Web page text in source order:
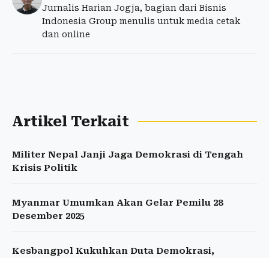
Jurnalis Harian Jogja, bagian dari Bisnis
Indonesia Group menulis untuk media cetak
dan online
Artikel Terkait
Militer Nepal Janji Jaga Demokrasi di Tengah
Krisis Politik
Myanmar Umumkan Akan Gelar Pemilu 28
Desember 2025
Kesbangpol Kukuhkan Duta Demokrasi,